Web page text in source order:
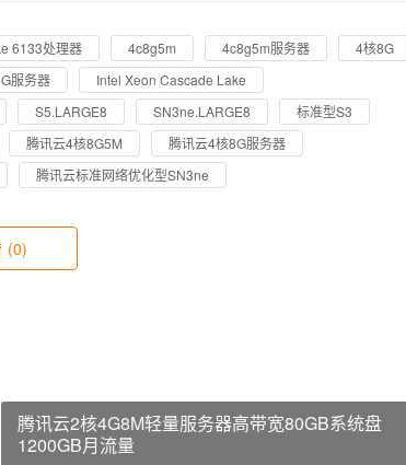
6133处理器 4c8g5m 4c8g5m服务器
4核8G
服务器
Intel Xeon Cascade Lake
S5.LARGE8 SN3ne.LARGE8
标准型S3
腾讯云4核8G5M
腾讯云4核8G服务器
腾讯云标准网络优化型SN3ne
(0)
腾讯云2核4G8M轻量服务器高带宽80GB系统盘
1200GB月流量